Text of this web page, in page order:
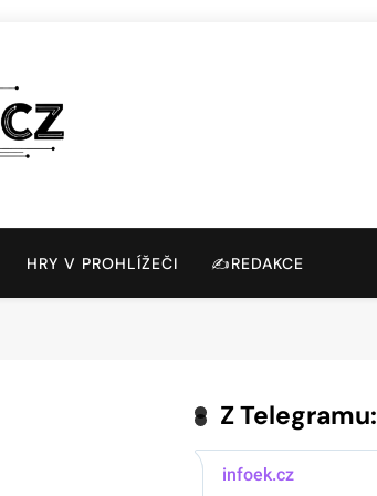
HRY V PROHLÍŽEČI ✍️REDAKCE
Z Telegramu: